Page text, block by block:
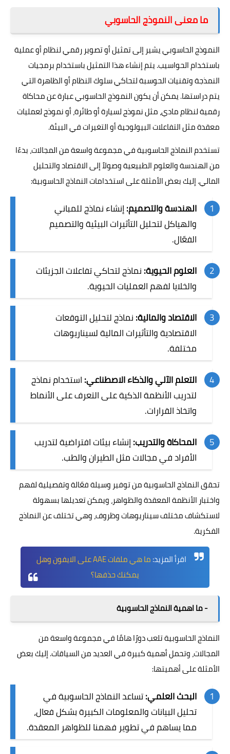
ما معنى النموذج الحاسوبي
النموذج الحاسوبي يشير إلى تمثيل أو تصوير رقمي لنظام أو عملية
باستخدام الحواسيب. يتم إنشاء هذا التمثيل باستخدام برمجيات
النمذجة وتقنيات الحوسبة لتحاكي سلوك النظام أو الظاهرة التي
يتم دراستها. يمكن أن يكون النموذج الحاسوبي عبارة عن محاكاة
رقمية لنظام مادي، مثل نموذج لسيارة أو طائرة، أو نموذج لعمليات
معقدة مثل التفاعلات البيولوجية أو التغيرات في البيئة.
تستخدم النماذج الحاسوبية في مجموعة واسعة من المجالات، بدءًا
من الهندسة والعلوم الطبيعية وصولاً إلى الاقتصاد والتحليل
المالي. إليك بعض الأمثلة على استخدامات النماذج الحاسوبية:
الهندسة والتصميم:إنشاء نماذج للمباني
والهياكل لتحليل التأثيرات البيئية والتصميم
الفعّال.
العلوم الحيوية:نماذج لتحاكي تفاعلات الجزيئات
والخلايا لفهم العمليات الحيوية.
الاقتصاد والمالية:نماذج لتحليل التوقعات
الاقتصادية والتأثيرات المالية لسيناريوهات
مختلفة.
التعلم الآلي والذكاء الاصطناعي:استخدام نماذج
لتدريب الأنظمة الذكية على التعرف على الأنماط
واتخاذ القرارات.
المحاكاة والتدريب:إنشاء بيئات افتراضية لتدريب
الأفراد في مجالات مثل الطيران والطب.
تحقق النماذج الحاسوبية من توفير وسيلة فعّالة وتفصيلية لفهم
واختبار الأنظمة المعقدة والظواهر، ويمكن تعديلها بسهولة
لاستكشاف مختلف سيناريوهات وظروف، وهي تختلف عن النماذج
الفكرية.
اقرأ المزيد:
ما هي ملفات AAE على الايفون وهل
يمكنك حذفها؟
- ما اهمية النماذج الحاسوبية
النماذج الحاسوبية تلعب دورًا هامًا في مجموعة واسعة من
المجالات، وتحمل أهمية كبيرة في العديد من السياقات. إليك بعض
الأمثلة على أهميتها:
البحث العلمي:تساعد النماذج الحاسوبية في
تحليل البيانات والمعلومات الكبيرة بشكل فعال،
مما يساهم في تطوير فهمنا للظواهر المعقدة.